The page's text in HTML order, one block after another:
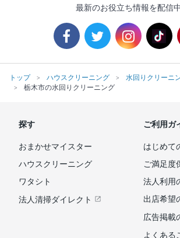
最新のお役立ち情報を配信
トップ ハウスクリーニング 水回りクリーニ
栃木市の水回りクリーニング
探す
おまかせマイスター
ハウスクリーニング
ワタシト
法人清掃ダイレクト
ご利用ガ
はじめて
ご満足度
法人利用
出店希望
広告掲載
よくある